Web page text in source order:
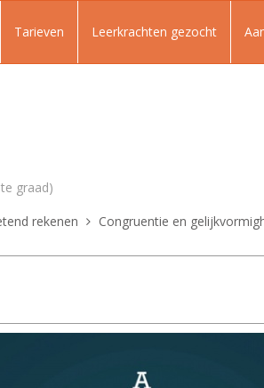
Tarieven Leerkrachten gezocht
graad)
rekenen Congruentie en